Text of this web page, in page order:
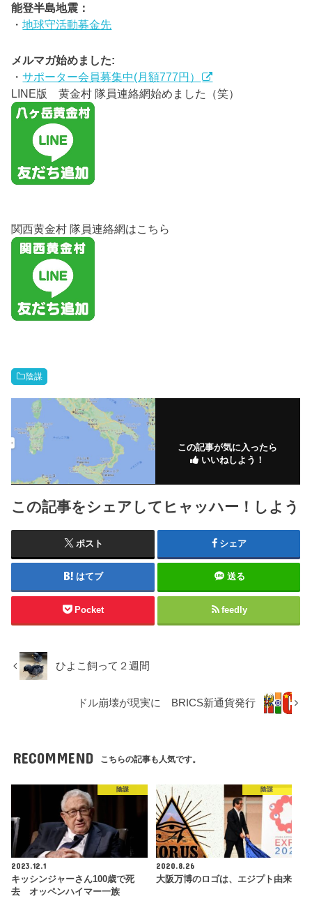
能登半島地震：
・地球守活動募金先
メルマガ始めました:
・サポーター会員募集中(月額777円）
LINE版 黄金村 隊員連絡網始めました（笑）
関西黄金村 隊員連絡網はこちら
陰謀
この記事が気に入ったら
いいねしよう！
この記事をシェアしてヒャッハー！しよう
ポスト シェア
はてブ 送る
Pocket feedly
ひよこ飼って２週間
ドル崩壊が現実に BRICS新通貨発行
RECOMMEND こちらの記事も人気です。
陰謀
2023.12.1
キッシンジャーさん100歳で死
去 オッペンハイマー一族
陰謀
2020.8.26
大阪万博のロゴは、エジプト由来